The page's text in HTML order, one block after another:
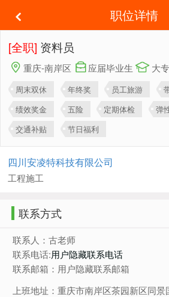
职位详情
[全职] 资料员
重庆-南岸区
应届毕业生 大专
周末双休 年终奖 员工旅游
绩效奖金
五险 定期体检 弹
交通补贴
节日福利
四川安凌特科技有限公司
工程施工
联系方式
联系人：古老师
联系电话:用户隐藏联系电话
联系邮箱：用户隐藏联系邮箱
上班地址：重庆市南岸区茶园新区同景